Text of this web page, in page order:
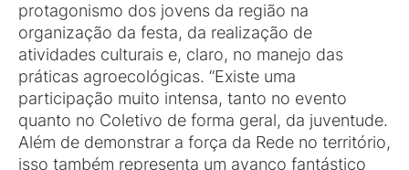
protagonismo dos jovens da região na
organização da festa, da realização de
atividades culturais e, claro, no manejo das
práticas agroecológicas. “Existe uma
participação muito intensa, tanto no evento
quanto no Coletivo de forma geral, da juventude.
Além de demonstrar a força da Rede no território,
isso também representa um avanço fantástico